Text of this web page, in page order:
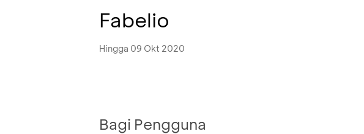
Fabelio
Hingga 09 Okt 2020
Bagi Pengguna